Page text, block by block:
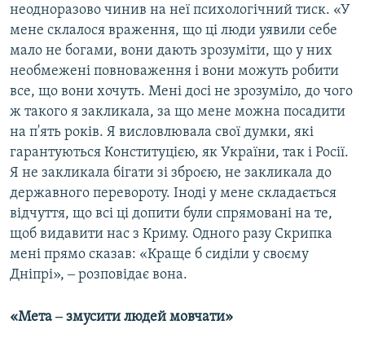
неодноразово чинив на неї психологічний тиск. «У
мене склалося враження, що ці люди уявили себе
мало не богами, вони дають зрозуміти, що у них
необмежені повноваження і вони можуть робити
все, що вони хочуть. Мені досі не зрозуміло, до чого
ж такого я закликала, за що мене можна посадити
на п'ять років. Я висловлювала свої думки, які
гарантуються Конституцією, як України, так і Росії.
Я не закликала бігати зі зброєю, не закликала до
державного перевороту. Іноді у мене складається
відчуття, що всі ці допити були спрямовані на те,
щоб видавити нас з Криму. Одного разу Скрипка
мені прямо сказав: «Краще б сиділи у своєму
Дніпрі», ‒ розповідає вона.
«Мета ‒ змусити людей мовчати»